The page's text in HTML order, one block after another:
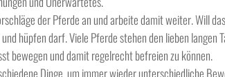
der Pferde an und arbeite damit weiter. Will
hüpfen darf. Viele Pferde stehen den lieben langen
bewegen und damit regelrecht befreien zu können.
Dinge, um immer wieder unterschiedliche